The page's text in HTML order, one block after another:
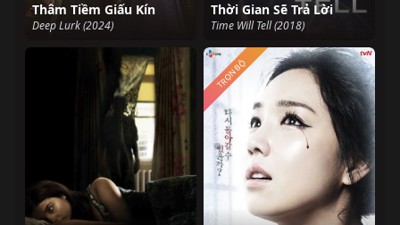
Thâm Tiềm Giấu Kín
Deep Lurk (2024)
Thời Gian Sẽ Trả Lời
Time Will Tell (2018)
TRỌN BỘ